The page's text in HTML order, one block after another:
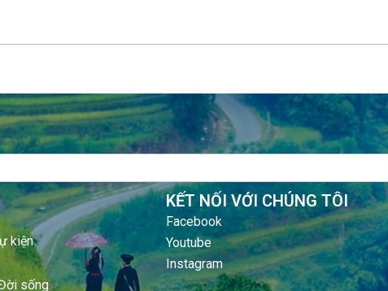
kiện
sống
KẾT NỐI VỚI CHÚNG TÔI
Facebook
Youtube
Instagram